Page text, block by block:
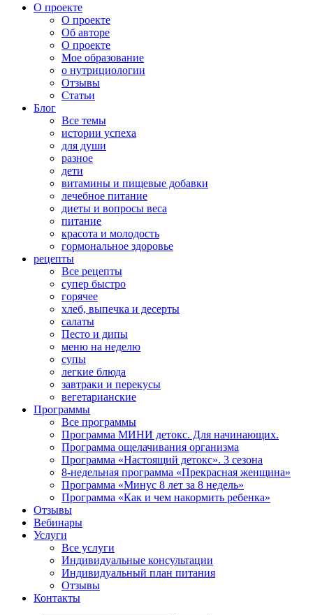
О проекте
О проекте
Об авторе
О проекте
Мое образование
о нутрициологии
Отзывы
Статьи
Блог
Все темы
истории успеха
для души
разное
дети
витамины и пищевые добавки
лечебное питание
диеты и вопросы веса
питание
красота и молодость
гормональное здоровье
рецепты
Все рецепты
супер быстро
горячее
хлеб, выпечка и десерты
салаты
Песто и дипы
меню на неделю
супы
легкие блюда
завтраки и перекусы
вегетарианские
Программы
Все программы
Программа МИНИ детокс. Для начинающих.
Программа ощелачивания организма
Программа «Настоящий детокс». 3 сезона
8-недельная программа «Прекрасная женщина»
Программа «Минус 8 лет за 8 недель»
Программа «Как и чем накормить ребенка»
Отзывы
Вебинары
Услуги
Все услуги
Индивидуальные консультации
Индивидуальный план питания
Отзывы
Контакты